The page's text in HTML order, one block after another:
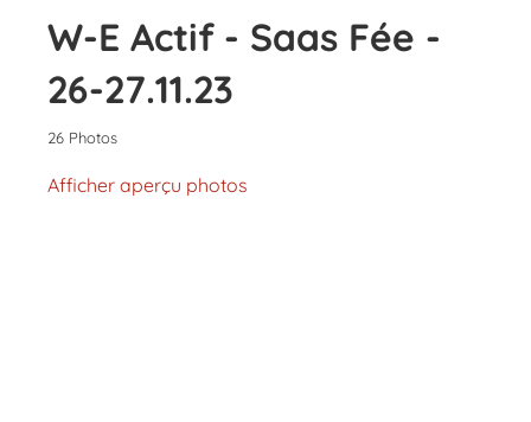
W-E Actif - Saas Fée -
26-27.11.23
26 Photos
Afficher aperçu photos